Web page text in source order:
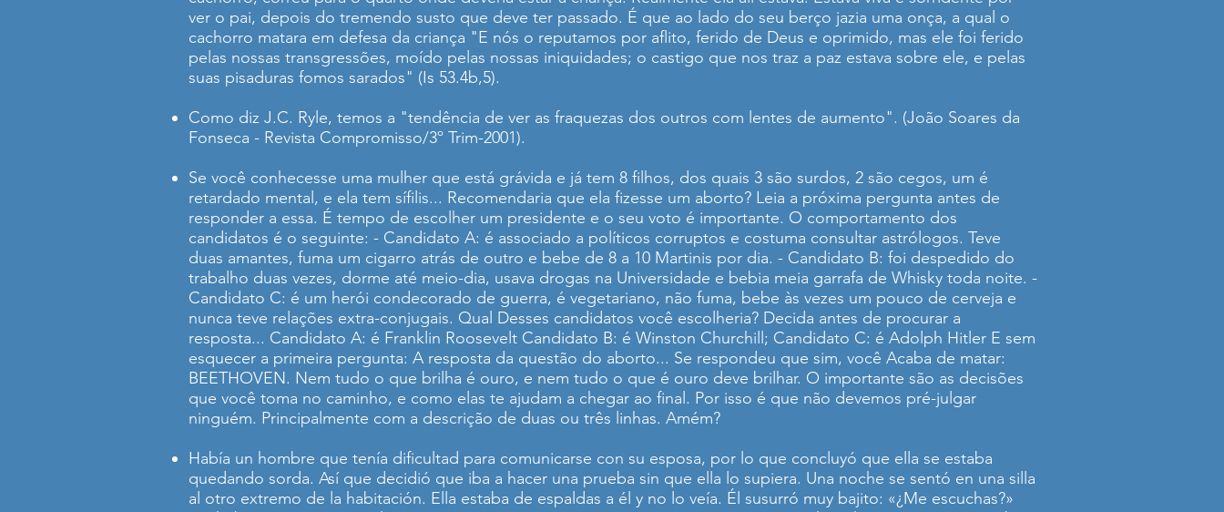
ver o pai, depois do tremendo susto que deve ter passado. É que ao lado do seu berço jazia uma onça, a qual o
cachorro matara em defesa da criança "E nós o reputamos por aflito, ferido de Deus e oprimido, mas ele foi ferido
pelas nossas transgressões, moído pelas nossas iniquidades; o castigo que nos traz a paz estava sobre ele, e pelas
suas pisaduras fomos sarados" (Is 53.4b,5).
Como diz J.C. Ryle, temos a "tendência de ver as fraquezas dos outros com lentes de aumento". (João Soares da
Fonseca - Revista Compromisso/3º Trim-2001).
Se você conhecesse uma mulher que está grávida e já tem 8 filhos, dos quais 3 são surdos, 2 são cegos, um é
retardado mental, e ela tem sífilis... Recomendaria que ela fizesse um aborto? Leia a próxima pergunta antes de
responder a essa. É tempo de escolher um presidente e o seu voto é importante. O comportamento dos
candidatos é o seguinte: - Candidato A: é associado a políticos corruptos e costuma consultar astrólogos. Teve
duas amantes, fuma um cigarro atrás de outro e bebe de 8 a 10 Martinis por dia. - Candidato B: foi despedido do
trabalho duas vezes, dorme até meio-dia, usava drogas na Universidade e bebia meia garrafa de Whisky toda noite. -
Candidato C: é um herói condecorado de guerra, é vegetariano, não fuma, bebe às vezes um pouco de cerveja e
nunca teve relações extra-conjugais. Qual Desses candidatos você escolheria? Decida antes de procurar a
resposta... Candidato A: é Franklin Roosevelt Candidato B: é Winston Churchill; Candidato C: é Adolph Hitler E sem
esquecer a primeira pergunta: A resposta da questão do aborto... Se respondeu que sim, você Acaba de matar:
BEETHOVEN. Nem tudo o que brilha é ouro, e nem tudo o que é ouro deve brilhar. O importante são as decisões
que você toma no caminho, e como elas te ajudam a chegar ao final. Por isso é que não devemos pré-julgar
ninguém. Principalmente com a descrição de duas ou três linhas. Amém?
Había un hombre que tenía dificultad para comunicarse con su esposa, por lo que concluyó que ella se estaba
quedando sorda. Así que decidió que iba a hacer una prueba sin que ella lo supiera. Una noche se sentó en una silla
al otro extremo de la habitación. Ella estaba de espaldas a él y no lo veía. Él susurró muy bajito: «¿Me escuchas?»